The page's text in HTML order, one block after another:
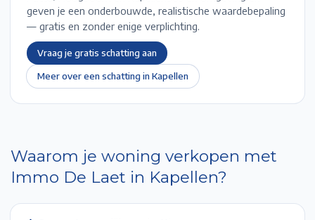
geven je een onderbouwde, realistische waardebepaling
— gratis en zonder enige verplichting.
Vraag je gratis schatting aan
Meer over een schatting in Kapellen
Waarom je woning verkopen met
Immo De Laet in Kapellen?